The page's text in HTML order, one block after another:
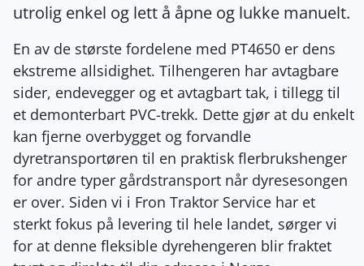
utrolig enkel og lett å åpne og lukke manuelt.
En av de største fordelene med PT4650 er dens
ekstreme allsidighet. Tilhengeren har avtagbare
sider, endevegger og et avtagbart tak, i tillegg til
et demonterbart PVC-trekk. Dette gjør at du enkelt
kan fjerne overbygget og forvandle
dyretransportøren til en praktisk flerbrukshenger
for andre typer gårdstransport når dyresesongen
er over. Siden vi i Fron Traktor Service har et
sterkt fokus på levering til hele landet, sørger vi
for at denne fleksible dyrehengeren blir fraktet